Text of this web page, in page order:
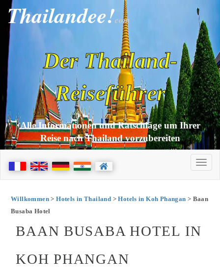
Thailandee!com
Der Thailand-
Reiseführer
Alle Informationen und Ratschläge um Ihrer
Reise nach Thailand vorzubereiten
Willkommen>Hotels in Thailand >Hotels in Koh Phangan > Baan
Busaba Hotel
BAAN BUSABA HOTEL IN
KOH PHANGAN